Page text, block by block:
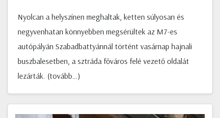
Nyolcan a helyszínen meghaltak, ketten súlyosan és
negyvenhatan könnyebben megsérültek az M7-es
autópályán Szabadbattyánnál történt vasárnap hajnali
buszbalesetben, a sztráda főváros felé vezető oldalát
lezárták. (tovább…)